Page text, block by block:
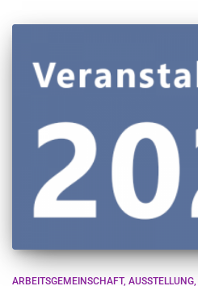
ARBEITSGEMEINSCHAFT AUSSTELLUNG